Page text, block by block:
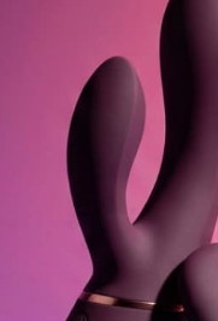
envío
se calcula
que desees